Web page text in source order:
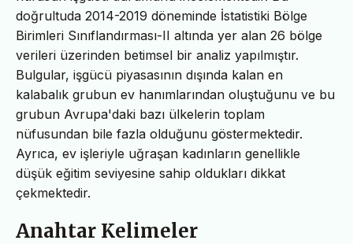
doğrultuda 2014-2019 döneminde İstatistiki Bölge
Birimleri Sınıflandırması-II altında yer alan 26 bölge
verileri üzerinden betimsel bir analiz yapılmıştır.
Bulgular, işgücü piyasasının dışında kalan en
kalabalık grubun ev hanımlarından oluştuğunu ve bu
grubun Avrupa'daki bazı ülkelerin toplam
nüfusundan bile fazla olduğunu göstermektedir.
Ayrıca, ev işleriyle uğraşan kadınların genellikle
düşük eğitim seviyesine sahip oldukları dikkat
çekmektedir.
Anahtar Kelimeler